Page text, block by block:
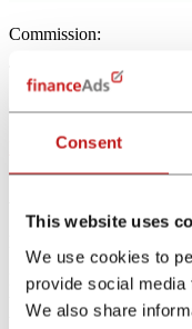
Consent
This website uses
We use cookies to
provide social
We also share
Commission:
Cookie Tracking - 30
Regístrate ahora gratis
La Cuenta Clara no tiene
tus ahorros y tus gastos
transferencias gratuitas.